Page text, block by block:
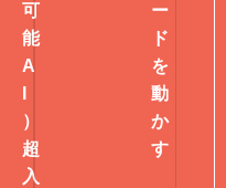
可
能
A
）
超
入
ー
ド
を
動
か
す